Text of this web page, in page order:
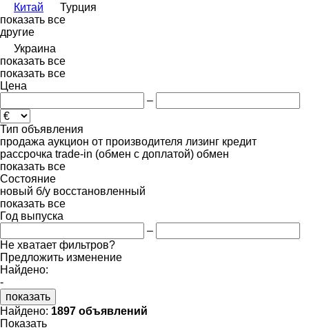
Китай
Турция
показать все
другие
Украина
показать все
показать все
Цена
–
Тип объявления
продажа аукцион от производителя лизинг кредит
рассрочка trade-in (обмен с доплатой) обмен
показать все
Состояние
новый б/у восстановленный
показать все
Год выпуска
–
Не хватает фильтров?
Предложить изменение
Найдено:
-
показать
Найдено: 1897 объявлений
Показать